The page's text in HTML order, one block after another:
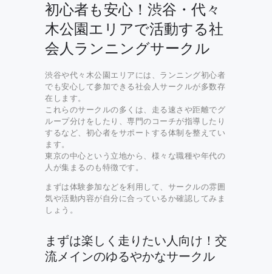
初心者も安心！渋谷・代々
木公園エリアで活動する社
会人ランニングサークル
渋谷や代々木公園エリアには、ランニング初心者
でも安心して参加できる社会人サークルが多数存
在します。
これらのサークルの多くは、走る速さや距離でグ
ループ分けをしたり、専門のコーチが指導したり
するなど、初心者をサポートする体制を整えてい
ます。
東京の中心という立地から、様々な職種や年代の
人が集まるのも特徴です。
まずは体験参加などを利用して、サークルの雰囲
気や活動内容が自分に合っているか確認してみま
しょう。
まずは楽しく走りたい人向け！交
流メインのゆるやかなサークル